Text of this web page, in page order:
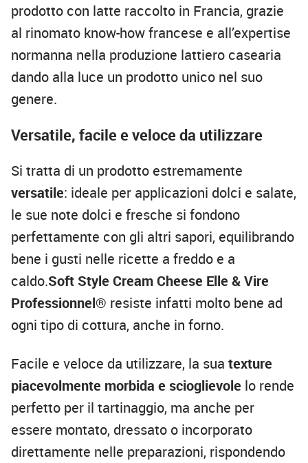
prodotto con latte raccolto in Francia, grazie
al rinomato know-how francese e all’expertise
normanna nella produzione lattiero casearia
dando alla luce un prodotto unico nel suo
genere.
Versatile, facile e veloce da utilizzare
Si tratta di un prodotto estremamente
versatile: ideale per applicazioni dolci e salate,
le sue note dolci e fresche si fondono
perfettamente con gli altri sapori, equilibrando
bene i gusti nelle ricette a freddo e a
caldo.Soft Style Cream Cheese Elle & Vire
Professionnel® resiste infatti molto bene ad
ogni tipo di cottura, anche in forno.
Facile e veloce da utilizzare, la sua texture
piacevolmente morbida e scioglievole lo rende
perfetto per il tartinaggio, ma anche per
essere montato, dressato o incorporato
direttamente nelle preparazioni, rispondendo